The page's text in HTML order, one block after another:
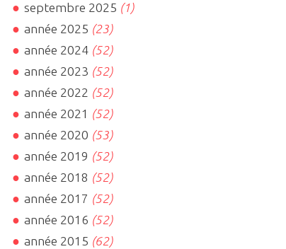
septembre 2025 (1)
année 2025 (23)
année 2024(52)
année 2023 (52)
année 2022 (52)
année 2021 (52)
année 2020 (53)
année 2019 (52)
année 2018 (52)
année 2017 (52)
année 2016 (52)
année 2015 (62)